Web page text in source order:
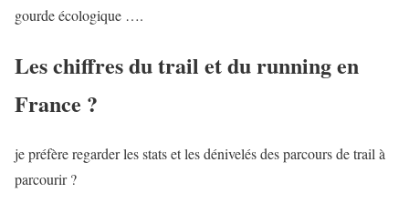
gourde écologique ….
Les chiffres du trail et du running en
France ?
je préfère regarder les stats et les dénivelés des parcours de trail à
parcourir ?